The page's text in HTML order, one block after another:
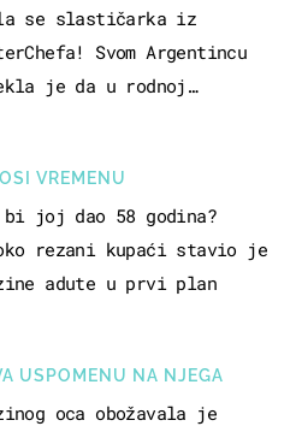
se slastičarka iz
Svom Argentincu
je da u rodnoj
VREMENU
bi joj dao 58 godina?
rezani kupaći stavio je
adute u prvi plan
USPOMENU NA NJEGA
oca obožavala je